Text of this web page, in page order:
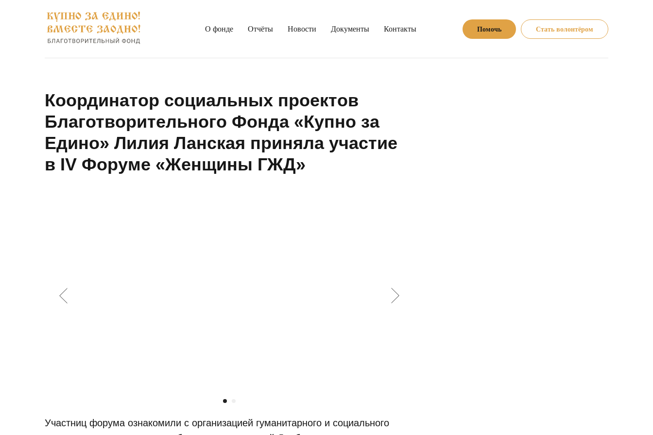
О фонде Отчёты Новости Документы Контакты Помочь Стать волонтёром
Координатор социальных проектов
Благотворительного Фонда «Купно за
Едино» Лилия Ланская приняла участие
в IV Форуме «Женщины ГЖД»
Участниц форума ознакомили с организацией гуманитарного и социального